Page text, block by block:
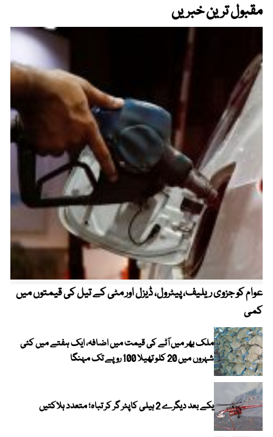
مقبول ترین خبریں
عوام کو جزوی ریلیف، پیٹرول، ڈیزل اور مٹی کے تیل کی قیمتوں میں
کمی
ملک بھر میں آٹے کی قیمت میں اضافہ، ایک ہفتے میں کئی
شہروں میں 20 کلو تھیلا 100 روپے تک مہنگا
یکے بعد دیگرے 2 ہیلی کاپٹر گر کر تباہ؛ متعدد ہلاکتیں